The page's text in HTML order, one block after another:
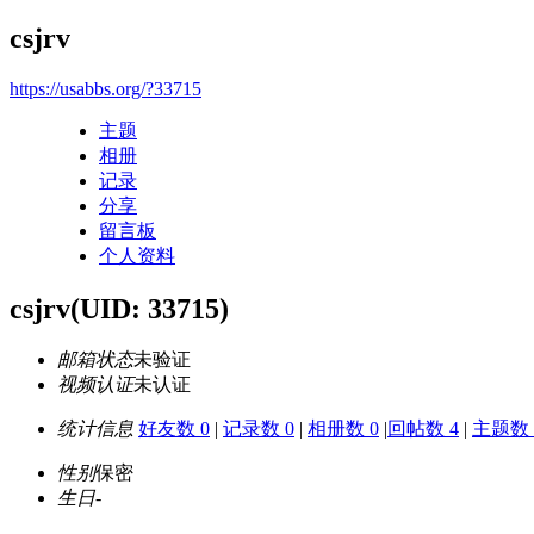
csjrv
https://usabbs.org/?33715
主题
相册
记录
分享
留言板
个人资料
csjrv(UID: 33715)
邮箱状态未验证
视频认证未认证
统计信息 好友数 0 | 记录数 0 | 相册数 0 |回帖数 4 | 主题数
性别保密
生日-